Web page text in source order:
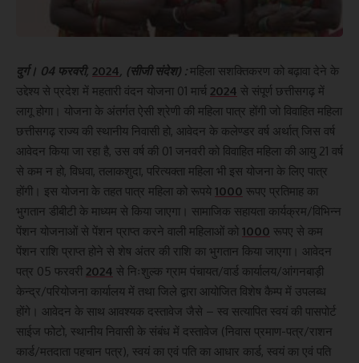
दुर्ग। 04 फरवरी, 2024, (सीजी संदेश) :महिला सशक्तिकरण को बढ़ावा देने के
उद्देश्य से प्रदेश में महतारी वंदन योजना 01 मार्च 2024 से संपूर्ण छत्तीसगढ़ में
लागू होगा। योजना के अंतर्गत ऐसी श्रेणी की महिला पात्र होंगी जो विवाहित महिला
छत्तीसगढ़ राज्य की स्थानीय निवासी हो, आवेदन के कलेण्डर वर्ष अर्थात् जिस वर्ष
आवेदन किया जा रहा है, उस वर्ष की 01 जनवरी को विवाहित महिला की आयु 21 वर्ष
से कम न हो, विधवा, तलाकशुदा, परित्यक्ता महिला भी इस योजना के लिए पात्र
होंगी। इस योजना के तहत पात्र महिला को रूपये 1000 रूपए प्रतिमाह का
भुगतान डीबीटी के माध्यम से किया जाएगा। सामाजिक सहायता कार्यक्रम/विभिन्न
पेंशन योजनाओं से पेंशन प्राप्त करने वाली महिलाओं को 1000 रूपए से कम
पेंशन राशि प्राप्त होने से शेष अंतर की राशि का भुगतान किया जाएगा। आवेदन
पत्र 05 फरवरी 2024 से निःशुल्क ग्राम पंचायत/वार्ड कार्यालय/आंगनबाड़ी
केन्द्र/परियोजना कार्यालय में तथा जिले द्वारा आयोजित विशेष कैम्प में उपलब्ध
होंगे। आवेदन के साथ आवश्यक दस्तावेज जैसे – स्व सत्यापित स्वयं की पासपोर्ट
साईज फोटो, स्थानीय निवासी के संबंध में दस्तावेज (निवास प्रमाण-पत्र/राशन
कार्ड/मतदाता पहचान पत्र), स्वयं का एवं पति का आधार कार्ड, स्वयं का एवं पति